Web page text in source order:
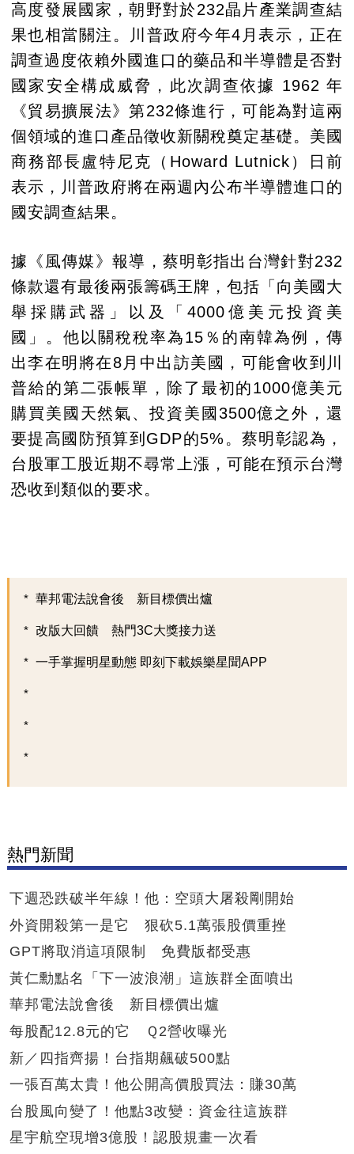
高度發展國家，朝野對於232晶片產業調查結
果也相當關注。川普政府今年4月表示，正在
調查過度依賴外國進口的藥品和半導體是否對
國家安全構成威脅，此次調查依據 1962 年
《貿易擴展法》第232條進行，可能為對這兩
個領域的進口產品徵收新關稅奠定基礎。美國
商務部長盧特尼克（Howard Lutnick）日前
表示，川普政府將在兩週內公布半導體進口的
國安調查結果。
據《風傳媒》報導，蔡明彰指出台灣針對232
條款還有最後兩張籌碼王牌，包括「向美國大
舉採購武器」以及「4000億美元投資美
國」。他以關稅稅率為15％的南韓為例，傳
出李在明將在8月中出訪美國，可能會收到川
普給的第二張帳單，除了最初的1000億美元
購買美國天然氣、投資美國3500億之外，還
要提高國防預算到GDP的5%。蔡明彰認為，
台股軍工股近期不尋常上漲，可能在預示台灣
恐收到類似的要求。
華邦電法說會後 新目標價出爐
改版大回饋 熱門3C大獎接力送
一手掌握明星動態 即刻下載娛樂星聞APP
熱門新聞
下週恐跌破半年線！他：空頭大屠殺剛開始
外資開殺第一是它 狠砍5.1萬張股價重挫
GPT將取消這項限制 免費版都受惠
黃仁勳點名「下一波浪潮」這族群全面噴出
華邦電法說會後 新目標價出爐
每股配12.8元的它 Ｑ2營收曝光
新／四指齊揚！台指期飆破500點
一張百萬太貴！他公開高價股買法：賺30萬
台股風向變了！他點3改變：資金往這族群
星宇航空現增3億股！認股規畫一次看